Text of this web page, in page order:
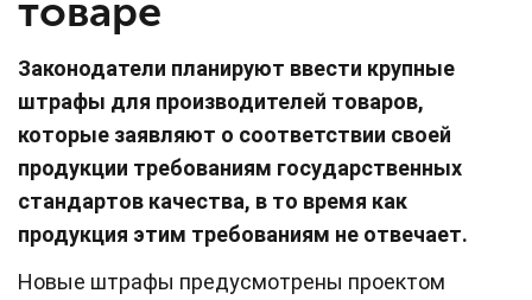
товаре
Законодатели планируют ввести крупные
штрафы для производителей товаров,
которые заявляют о соответствии своей
продукции требованиям государственных
стандартов качества, в то время как
продукция этим требованиям не отвечает.
Новые штрафы предусмотрены проектом